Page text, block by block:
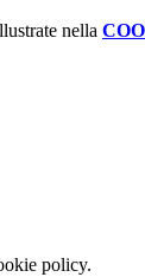
nella
policy.